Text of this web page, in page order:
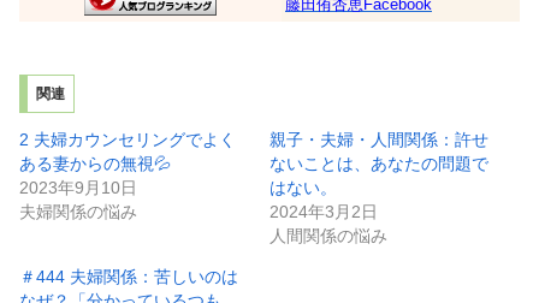
藤田侑杏恵Facebook
関連
2 夫婦カウンセリングでよく
ある妻からの無視💦
2023年9月10日
夫婦関係の悩み
親子・夫婦・人間関係：許せ
ないことは、あなたの問題で
はない。
2024年3月2日
人間関係の悩み
＃444 夫婦関係：苦しいのは